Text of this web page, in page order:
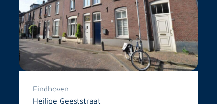
Eindhoven
Heilige Geeststraat